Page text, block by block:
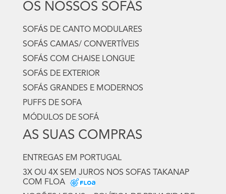
OS NOSSOS SOFÁS
SOFÁS DE CANTO MODULARES
SOFÁS CAMAS/ CONVERTÍVEIS
SOFÁS COM CHAISE LONGUE
SOFÁS DE EXTERIOR
SOFÁS GRANDES E MODERNOS
PUFFS DE SOFA
MÓDULOS DE SOFÁ
AS SUAS COMPRAS
ENTREGAS EM PORTUGAL
3X OU 4X SEM JUROS NOS SOFAS TAKANAP
COM FLOA